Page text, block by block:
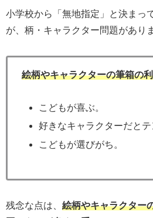
小学校から「無地指定」と決まっ
が、柄・キャラクター問題があり
絵柄やキャラクターの筆箱の
こどもが喜ぶ。
好きなキャラクターだとテ
こどもが選びがち。
残念な点は、 絵柄やキャラクター